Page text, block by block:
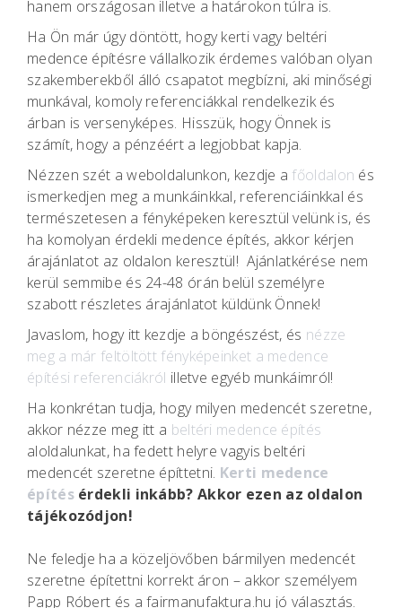
hanem országosan illetve a határokon túlra is.
Ha Ön már úgy döntött, hogy kerti vagy beltéri
medence építésre vállalkozik érdemes valóban olyan
szakemberekből álló csapatot megbízni, aki minőségi
munkával, komoly referenciákkal rendelkezik és
árban is versenyképes. Hisszük, hogy Önnek is
számít, hogy a pénzéért a legjobbat kapja.
Nézzen szét a weboldalunkon, kezdje a főoldalon és
ismerkedjen meg a munkáinkkal, referenciáinkkal és
természetesen a fényképeken keresztül velünk is, és
ha komolyan érdekli medence építés, akkor kérjen
árajánlatot az oldalon keresztül! Ajánlatkérése nem
kerül semmibe és 24-48 órán belül személyre
szabott részletes árajánlatot küldünk Önnek!
Javaslom, hogy itt kezdje a böngészést, és nézze
meg a már feltöltött fényképeinket a medence
építési referenciákról illetve egyéb munkáimról!
Ha konkrétan tudja, hogy milyen medencét szeretne,
akkor nézze meg itt a beltéri medence építés
aloldalunkat, ha fedett helyre vagyis beltéri
medencét szeretne építtetni. Kerti medence
építésérdekli inkább? Akkor ezen az oldalon
tájékozódjon!
Ne feledje ha a közeljövőben bármilyen medencét
szeretne építettni korrekt áron – akkor személyem
Papp Róbert és a fairmanufaktura.hu jó választás.